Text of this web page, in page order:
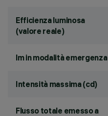
Efficienza luminosa
(valore reale)
lm in modalità emergenza
Intensità massima (cd)
Flusso totale emesso a